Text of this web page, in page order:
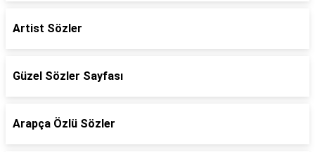
Artist Sözler
Güzel Sözler Sayfası
Arapça Özlü Sözler